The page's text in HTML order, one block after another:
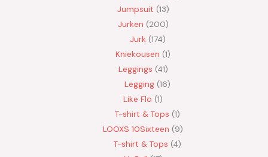
Jumpsuit 13
Jurken 200
Jurk 174
Kniekousen 1
Leggings 41
Legging 16
Like Flo 1
T-shirt & Tops 1
LOOXS 10Sixteen
9
T-shirt & Tops 4